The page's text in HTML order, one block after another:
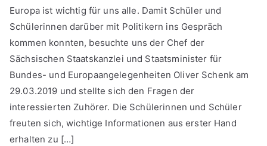
Schenk
besuchte
unsere
Schule
Europa ist wichtig für uns alle. Damit Schüler und
Schülerinnen darüber mit Politikern ins Gespräch
kommen konnten, besuchte uns der Chef der
Sächsischen Staatskanzlei und Staatsminister für
Bundes- und Europaangelegenheiten Oliver Schenk am
29.03.2019 und stellte sich den Fragen der
interessierten Zuhörer. Die Schülerinnen und Schüler
freuten sich, wichtige Informationen aus erster Hand
erhalten zu […]